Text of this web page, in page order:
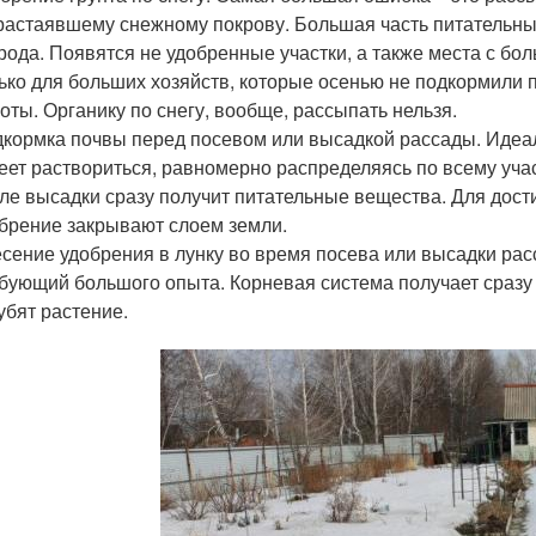
снежному покрову. Большая часть
Появятся не удобренные участки, а также места с
для больших хозяйств, которые осенью не
Органику по снегу, вообще, рассыпать нельзя.
почвы перед посевом или высадкой рассады.
раствориться, равномерно распределяясь по всему
высадки сразу получит питательные вещества. Для
закрывают слоем земли.
удобрения в лунку во время посева или высадки
большого опыта. Корневая система получает
растение.